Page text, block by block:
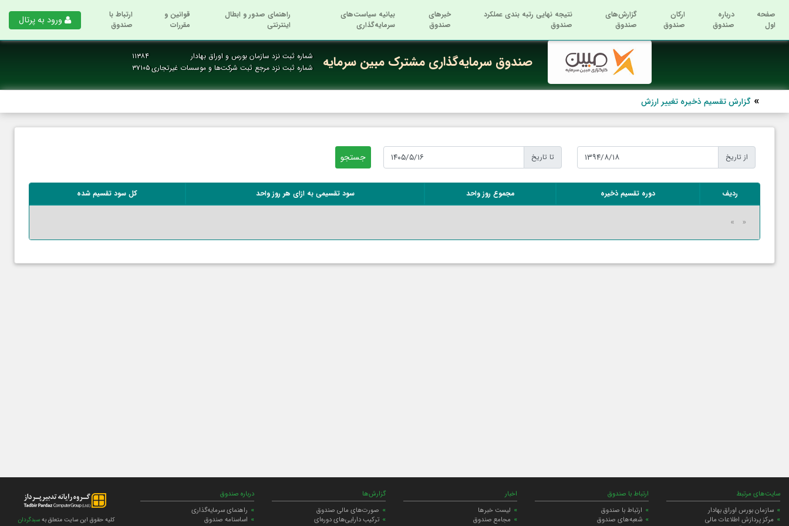
صفحه
اول
درباره
صندوق
ارکان
صندوق
گزارش‌های
صندوق
نتیجه نهایی رتبه بندی عملکرد
صندوق
خبرهای
صندوق
بیانیه سیاست‌های
سرمایه‌گذاری
راهنمای صدور و ابطال
اینترنتی
قوانین و
مقررات
ارتباط با
صندوق
ورود به پرتال
صندوق سرمایه‌گذاری مشترک مبین سرمایه شماره ثبت نزد سازمان بورس و اوراق بهادار
۱۱۳۸۴
شماره ثبت نزد مرجع ثبت شرکت‌ها و موسسات غیرتجاری۳۷۱۰۵
گزارش تقسیم ذخیره تغییر ارزش
از تاریخ تا تاریخ
ردیف دوره تقسیم ذخیره مجموع روز واحد سود تقسیمی به ازای هر روز واحد کل سود تقسیم شده
« »
سایت‌های مرتبط
سازمان بورس اوراق بهادار
مرکز پردازش اطلاعات مالی
ارتباط با صندوق
ارتباط با صندوق
شعبه‌های صندوق
اخبار
لیست خبرها
مجامع صندوق
گزارش‌ها
صورت‌های مالی صندوق
ترکیب دارایی‌های دوره‌ای
درباره صندوق
راهنمای سرمایه‌گذاری
اساسنامه صندوق
کلیه حقوق این سایت متعلق بهسبدگردان